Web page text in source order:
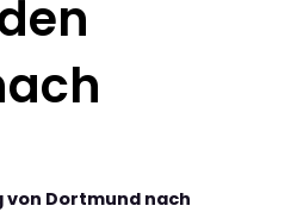
von Dortmund nach